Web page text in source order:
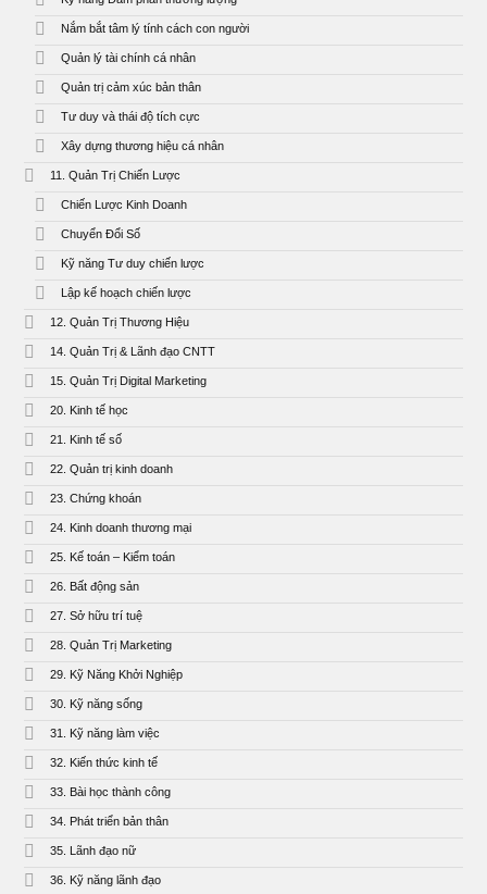
Nắm bắt tâm lý tính cách con người
Quản lý tài chính cá nhân
Quản trị cảm xúc bản thân
Tư duy và thái độ tích cực
Xây dựng thương hiệu cá nhân
11. Quản Trị Chiến Lược
Chiến Lược Kinh Doanh
Chuyển Đổi Số
Kỹ năng Tư duy chiến lược
Lập kế hoạch chiến lược
12. Quản Trị Thương Hiệu
14. Quản Trị & Lãnh đạo CNTT
15. Quản Trị Digital Marketing
20. Kinh tế học
21. Kinh tế số
22. Quản trị kinh doanh
23. Chứng khoán
24. Kinh doanh thương mại
25. Kế toán – Kiểm toán
26. Bất động sản
27. Sở hữu trí tuệ
28. Quản Trị Marketing
29. Kỹ Năng Khởi Nghiệp
30. Kỹ năng sống
31. Kỹ năng làm việc
32. Kiến thức kinh tế
33. Bài học thành công
34. Phát triển bản thân
35. Lãnh đạo nữ
36. Kỹ năng lãnh đạo